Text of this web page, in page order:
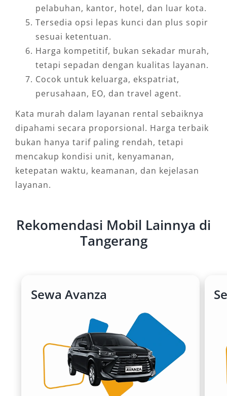
pelabuhan, kantor, hotel, dan luar kota.
Tersedia opsi lepas kunci dan plus sopir
sesuai ketentuan.
Harga kompetitif, bukan sekadar murah,
tetapi sepadan dengan kualitas layanan.
Cocok untuk keluarga, ekspatriat,
perusahaan, EO, dan travel agent.
Kata murah dalam layanan rental sebaiknya
dipahami secara proporsional. Harga terbaik
bukan hanya tarif paling rendah, tetapi
mencakup kondisi unit, kenyamanan,
ketepatan waktu, keamanan, dan kejelasan
layanan.
Rekomendasi Mobil Lainnya di
Tangerang
Sewa Avanza